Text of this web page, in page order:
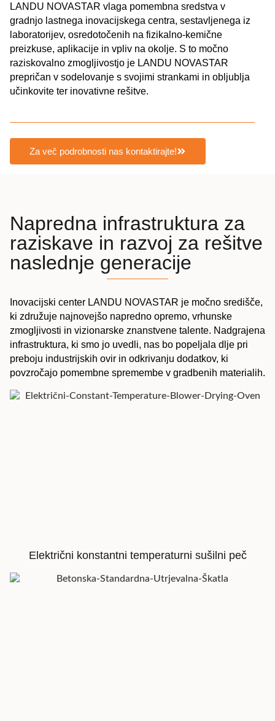
LANDU NOVASTAR vlaga pomembna sredstva v
gradnjo lastnega inovacijskega centra, sestavljenega iz
laboratorijev, osredotočenih na fizikalno-kemične
preizkuse, aplikacije in vpliv na okolje. S to močno
raziskovalno zmogljivostjo je LANDU NOVASTAR
prepričan v sodelovanje s svojimi strankami in obljublja
učinkovite ter inovativne rešitve.
Za več podrobnosti nas kontaktirajte!
Napredna infrastruktura za
raziskave in razvoj za rešitve
naslednje generacije
Inovacijski center LANDU NOVASTAR je močno središče,
ki združuje najnovejšo napredno opremo, vrhunske
zmogljivosti in vizionarske znanstvene talente. Nadgrajena
infrastruktura, ki smo jo uvedli, nas bo popeljala dlje pri
preboju industrijskih ovir in odkrivanju dodatkov, ki
povzročajo pomembne spremembe v gradbenih materialih.
Električni konstantni temperaturni sušilni peč